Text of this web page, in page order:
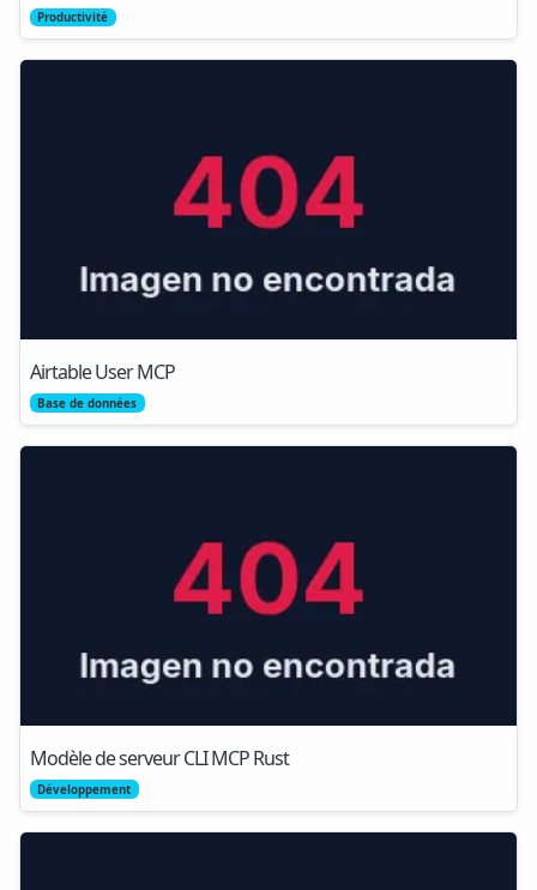
Productivité
Airtable User MCP
Base de données
Modèle de serveur CLI MCP Rust
Développement